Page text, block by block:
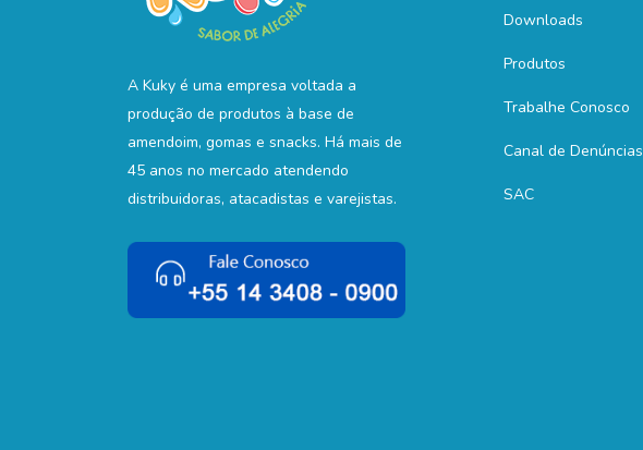
A Kuky é uma empresa voltada a
produção de produtos à base de
amendoim, gomas e snacks. Há mais de
45 anos no mercado atendendo
distribuidoras, atacadistas e varejistas.
Downloads
Produtos
Trabalhe Conosco
Canal de Denúncias
SAC